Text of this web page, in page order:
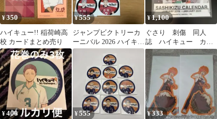
¥350
ハイキュー!! 稲荷崎高
校 カードまとめ売り
¥555
ジャンプビクトリーカ
ーニバル 2026 ハイキュ
ー‼︎ ノベルティ 8枚 音
¥1,100
ぐさり 刺傷 同人
誌 ハイキュー カレ
ンダー ノベルティ
¥400 ¥555 ¥333